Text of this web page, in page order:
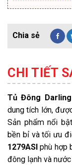
CHI TIẾT
Tủ Đông Darling
dung tích lớn,
Sản phẩm nổi
bền bỉ và tối ưu
1279ASI phù hợp
đông lạnh và